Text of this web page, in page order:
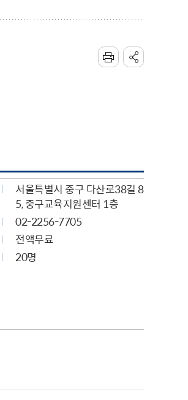
서울특별시 중구 다산로38길 8
5, 중구교육지원센터 1층
02-2256-7705
전액무료
20명